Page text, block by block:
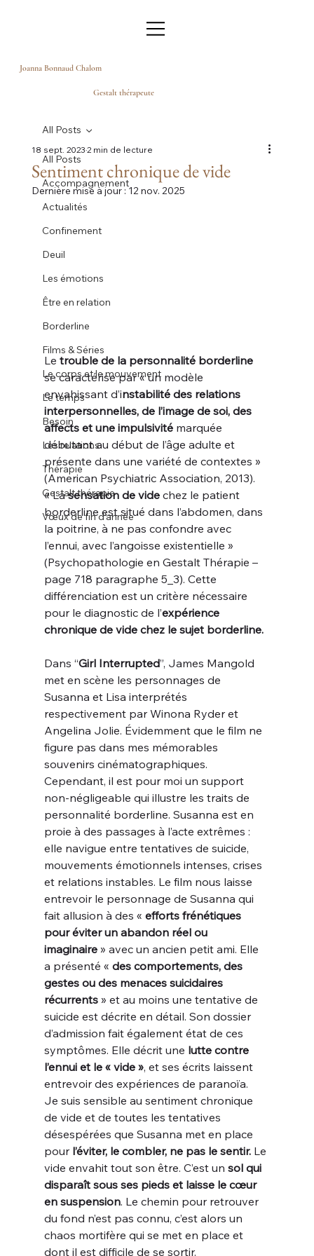
Joanna Bonnaud Chalom
Gestalt thérapeute
All Posts
Accompagnement
Actualités
Confinement
Deuil
Les émotions
Être en relation
Borderline
Films & Séries
Le corps et le mouvement
Le temps
Besoin
Les relations
Thérapie
Gestalt thérapie
Vœux de fin d'année
All Posts
Sentiment chronique de vide
18 sept. 20232 min de lecture
Dernière mise à jour :12 nov. 2025
Le trouble de la personnalité borderline
se caractérise par « un modèle
envahissant d’instabilité des relations
interpersonnelles, de l’image de soi, des
affects et une impulsivité marquée
débutant au début de l’âge adulte et
présente dans une variété de contextes »
(American Psychiatric Association, 2013).
« La sensation de vide chez le patient
borderline est situé dans l’abdomen, dans
la poitrine, à ne pas confondre avec
l’ennui, avec l’angoisse existentielle »
(Psychopathologie en Gestalt Thérapie –
page 718 paragraphe 5_3). Cette
différenciation est un critère nécessaire
pour le diagnostic de l’expérience
chronique de vide chez le sujet borderline.
Dans “Girl Interrupted”, James Mangold
met en scène les personnages de
Susanna et Lisa interprétés
respectivement par Winona Ryder et
Angelina Jolie. Évidemment que le film ne
figure pas dans mes mémorables
souvenirs cinématographiques.
Cependant, il est pour moi un support
non-négligeable qui illustre les traits de
personnalité borderline. Susanna est en
proie à des passages à l’acte extrêmes :
elle navigue entre tentatives de suicide,
mouvements émotionnels intenses, crises
et relations instables. Le film nous laisse
entrevoir le personnage de Susanna qui
fait allusion à des « efforts frénétiques
pour éviter un abandon réel ou
imaginaire » avec un ancien petit ami. Elle
a présenté « des comportements, des
gestes ou des menaces suicidaires
récurrents » et au moins une tentative de
suicide est décrite en détail. Son dossier
d’admission fait également état de ces
symptômes. Elle décrit une lutte contre
l’ennui et le « vide », et ses écrits laissent
entrevoir des expériences de paranoïa.
Je suis sensible au sentiment chronique
de vide et de toutes les tentatives
désespérées que Susanna met en place
pour l’éviter, le combler, ne pas le sentir. Le
vide envahit tout son être. C’est un sol qui
disparaît sous ses pieds et laisse le cœur
en suspension. Le chemin pour retrouver
du fond n’est pas connu, c’est alors un
chaos mortifère qui se met en place et
dont il est difficile de se sortir.